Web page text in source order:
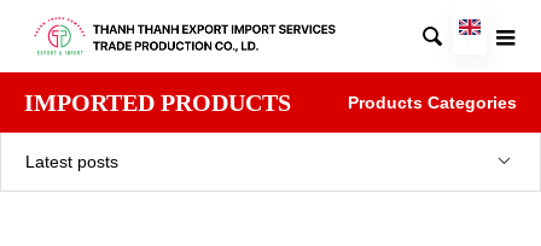

IMPORTED PRODUCTS Products Categories
Latest posts